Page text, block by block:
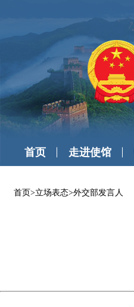
首页 走进使馆
首页>立场表态>外交部发言人